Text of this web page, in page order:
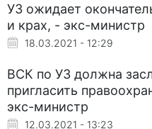
УЗ ожидает
и крах, - экс-министр
18.03.2021 - 12:29
ВСК по УЗ должна
пригласить
экс-министр
12.03.2021 - 13:23